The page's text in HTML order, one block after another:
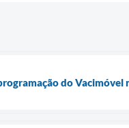
do Vacimóvel